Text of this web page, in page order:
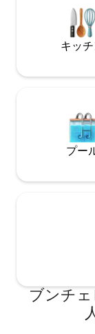
り過ぎるのを眺
一瞬一瞬がバカ
てくれます。 室内には、人とのつながり
と快適さの両方
のリビングエリ
またはリモート
す。この家は最
りいただけま
旅行、長期滞在
つは、季節の果
の人気アトラク
ビーチ、ダイニ
トまでわずか数
トな環境を楽しむ
の概要： - スピ
水塩水プール -
年中楽しめま
キッ
プー
ブンチ